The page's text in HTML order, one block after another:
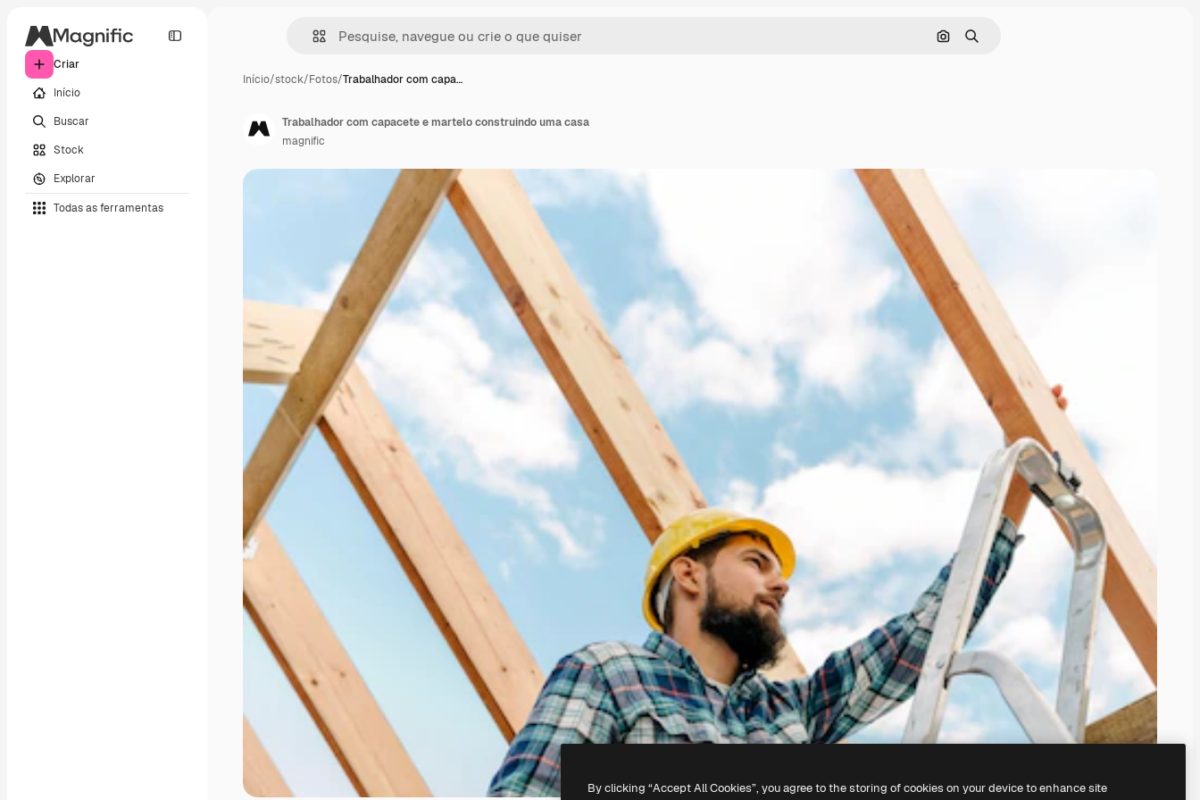
Criar
Início
Buscar
Stock
Explorar
Todas as ferramentas
Pesquisar por imagem
Buscar
Início/stock/Fotos/Trabalhador com capa…
Trabalhador com capacete e martelo construindo uma casa
magnific
By clicking “Accept All Cookies”, you agree to the storing of cookies on your device to enhance site